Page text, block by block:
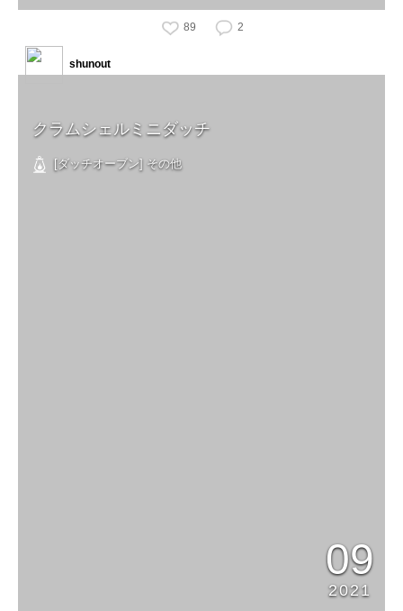
89 2
クラムシェルミニダッチ
[ダッチオーブン] その他
09
2021
shunout